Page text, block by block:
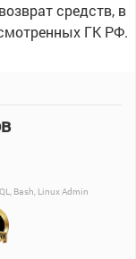
средств, в
ГК РФ.
Bash, Linux Admin